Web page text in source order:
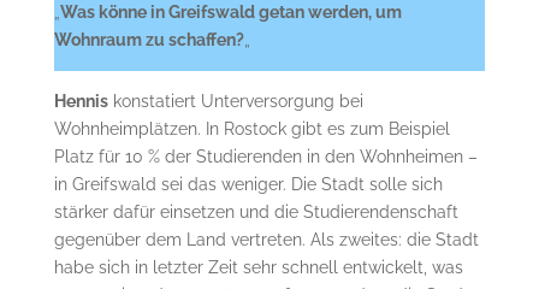
Was könne in Greifswald getan werden, um
Wohnraum zu schaffen?„
Henniskonstatiert Unterversorgung bei
Wohnheimplätzen. In Rostock gibt es zum Beispiel
Platz für 10 % der Studierenden in den Wohnheimen –
in Greifswald sei das weniger. Die Stadt solle sich
stärker dafür einsetzen und die Studierendenschaft
gegenüber dem Land vertreten. Als zweites: die Stadt
habe sich in letzter Zeit sehr schnell entwickelt, was